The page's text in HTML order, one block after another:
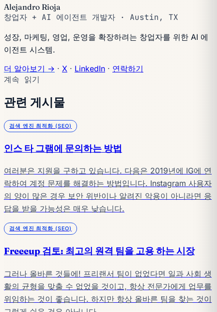
Alejandro Rioja
창업자 + AI 에이전트 개발자 · Austin, TX
성장, 마케팅, 영업, 운영을 확장하려는 창업자를 위한 AI 에
이전트 시스템.
더 알아보기 → · X · LinkedIn · 연락하기
계속 읽기
관련 게시물
검색 엔진 최적화 (SEO)
인스 타 그램에 문의하는 방법
여러분은 지원을 구하고 있습니다. 다음은 2019년에 IG에 연
락하여 계정 문제를 해결하는 방법입니다. Instagram 사용자
의 양이 많은 경우 보안 위반이나 알려진 악용이 아니라면 응
답을 받을 가능성은 매우 낮습니다.
검색 엔진 최적화 (SEO)
Freeeup 검토: 최고의 원격 팀을 고용 하는 시장
그러나 올바른 것들에! 프리랜서 팀이 없었다면 일과 사회 생
활의 균형을 맞출 수 없었을 것이고, 항상 전문가에게 업무를
위임하는 것이 좋습니다. 하지만 항상 올바른 팀을 찾는 것이